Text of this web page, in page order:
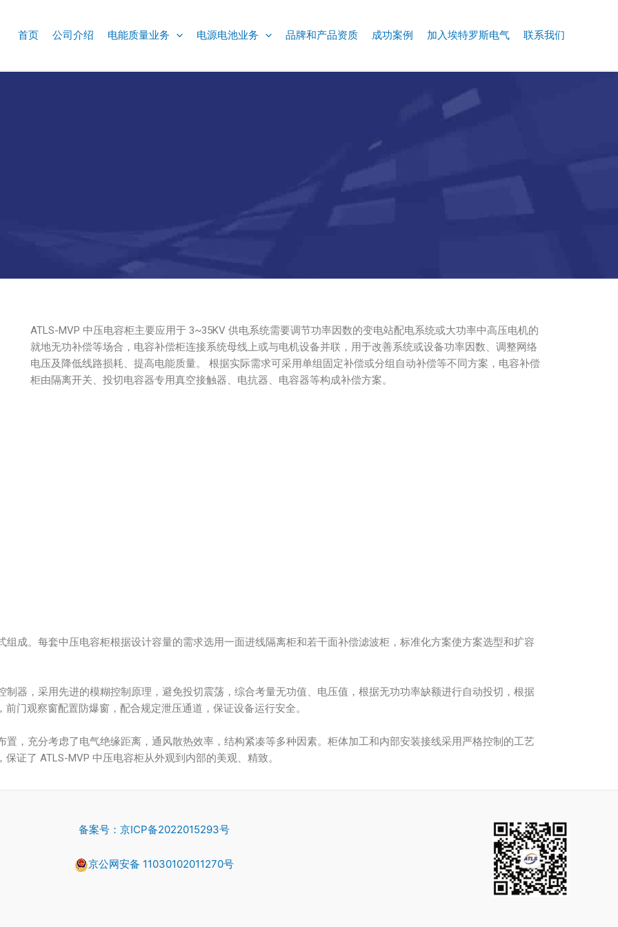
首页 公司介绍 电能质量业务 电源电池业务 品牌和产品资质 成功案例 加入埃特罗斯电气 联系我们
ATLS-MVP 中压电容柜主要应用于 3~35KV 供电系统需要调节功率因数的变电站配电系统或大功率中高压电机的
就地无功补偿等场合，电容补偿柜连接系统母线上或与电机设备并联，用于改善系统或设备功率因数、调整网络
电压及降低线路损耗、提高电能质量。 根据实际需求可采用单组固定补偿或分组自动补偿等不同方案，电容补偿
柜由隔离开关、投切电容器专用真空接触器、电抗器、电容器等构成补偿方案。
组成。每套中压电容柜根据设计容量的需求选用一面进线隔离柜和若干面补偿滤波柜，标准化方案使方案选型和扩容
制器，采用先进的模糊控制原理，避免投切震荡，综合考量无功值、电压值，根据无功功率缺额进行自动投切，根据
门观察窗配置防爆窗，配合规定泄压通道，保证设备运行安全。
置，充分考虑了电气绝缘距离，通风散热效率，结构紧凑等多种因素。柜体加工和内部安装接线采用严格控制的工艺
证了 ATLS-MVP 中压电容柜从外观到内部的美观、精致。
备案号：京ICP备2022015293号
京公网安备 11030102011270号